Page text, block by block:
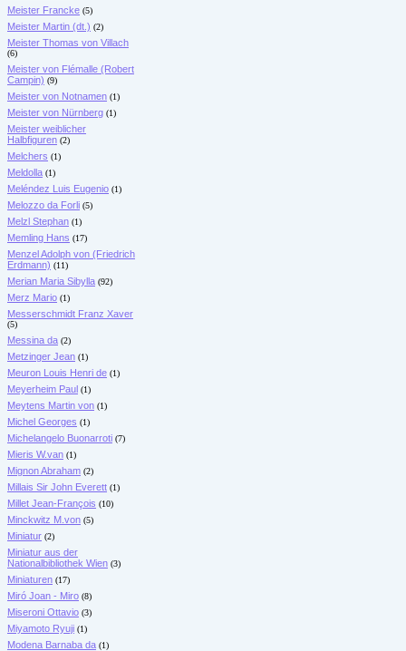
Meister Francke (5)
Meister Martin (dt.) (2)
Meister Thomas von Villach
(6)
Meister von Flémalle (Robert
Campin) (9)
Meister von Notnamen (1)
Meister von Nürnberg (1)
Meister weiblicher
Halbfiguren (2)
Melchers (1)
Meldolla (1)
Meléndez Luis Eugenio (1)
Melozzo da Forli (5)
Melzl Stephan (1)
Memling Hans (17)
Menzel Adolph von (Friedrich
Erdmann) (11)
Merian Maria Sibylla (92)
Merz Mario (1)
Messerschmidt Franz Xaver
(5)
Messina da (2)
Metzinger Jean (1)
Meuron Louis Henri de (1)
Meyerheim Paul (1)
Meytens Martin von (1)
Michel Georges (1)
Michelangelo Buonarroti (7)
Mieris W.van (1)
Mignon Abraham (2)
Millais Sir John Everett (1)
Millet Jean-François (10)
Minckwitz M.von (5)
Miniatur (2)
Miniatur aus der
Nationalbibliothek Wien (3)
Miniaturen (17)
Miró Joan - Miro (8)
Miseroni Ottavio (3)
Miyamoto Ryuji (1)
Modena Barnaba da (1)